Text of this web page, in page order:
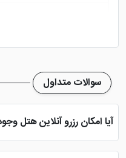
سوالات متداول
آیا امکان رزرو آنلاین هتل
بله، با انتخاب تاریخ ورود و